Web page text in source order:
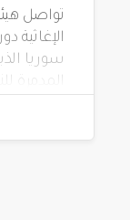
سوريا
المدمرة
متحركاً
قاسية